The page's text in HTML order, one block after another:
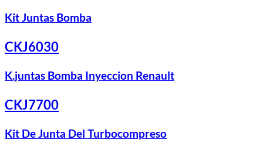
Kit Juntas Bomba
CKJ6030
K.juntas Bomba Inyeccion Renault
CKJ7700
Kit De Junta Del Turbocompreso